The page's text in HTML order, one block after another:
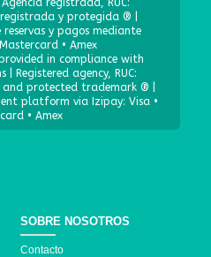
y protegida ® |
y pagos mediante
• Amex
provided in compliance with
Registered agency, RUC:
and protected trademark ® |
platform via Izipay: Visa •
• Amex
SOBRE NOSOTROS
Contacto